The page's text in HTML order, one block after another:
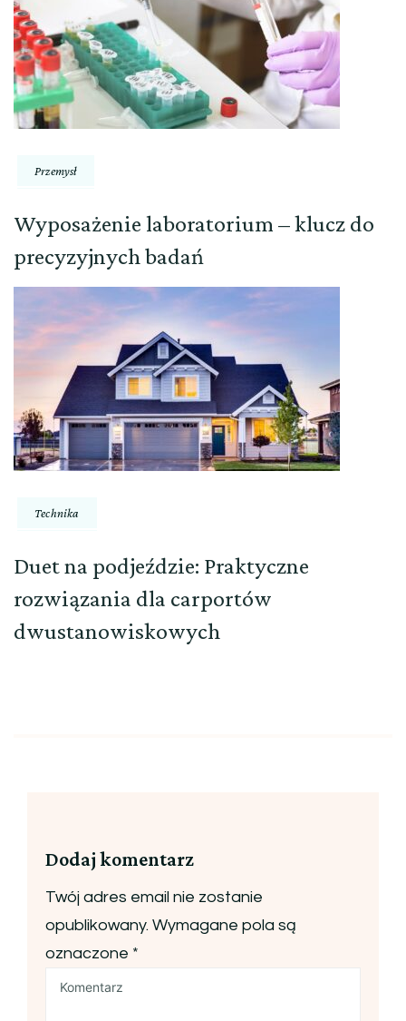
Przemysł
Wyposażenie laboratorium – klucz do
precyzyjnych badań
Technika
Duet na podjeździe: Praktyczne
rozwiązania dla carportów
dwustanowiskowych
Dodaj komentarz
Twój adres email nie zostanie
opublikowany. Wymagane pola są
oznaczone *